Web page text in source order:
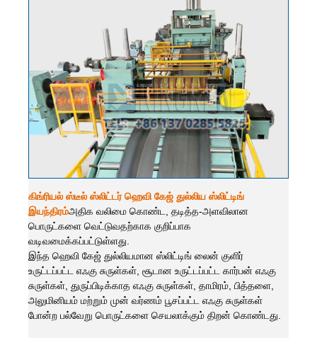
கிங்ரியல் ஸ்டீல் ஸ்லிட்டர் ஹெவி கேஜ் துல்லிய ஸ்லிட்டிங்
இயந்திரம்அதிக வலிமை கொண்ட, தடித்த-அளவிலான
பொருட்களை வெட்டுவதற்காக குறிப்பாக
வடிவமைக்கப்பட்டுள்ளது.
இந்த ஹெவி கேஜ் துல்லியமான ஸ்லிட்டிங் லைன் குளிர்
உருட்டப்பட்ட எஃகு சுருள்கள், சூடான உருட்டப்பட்ட கார்பன் எஃகு
சுருள்கள், துருப்பிடிக்காத எஃகு சுருள்கள், தாமிரம், பித்தளை,
அலுமினியம் மற்றும் முன் வர்ணம் பூசப்பட்ட எஃகு சுருள்கள்
போன்ற பல்வேறு பொருட்களை செயலாக்கும் திறன் கொண்டது.